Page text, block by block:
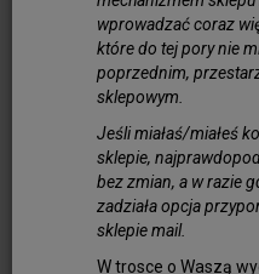
wprowadzać coraz
które do tej pory nie
poprzednim,
sklepowym.
Jeśli miałaś/miałeś
sklepie,
bez zmian, a w razie
zadziała opcja
sklepie mail.
W trosce o Waszą
cieszy się
w
gdzie
znajdziesz
Kamienie
odmianą
w różnych